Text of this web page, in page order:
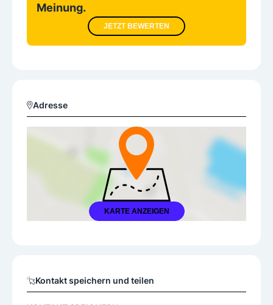
Meinung.
JETZT BEWERTEN
Adresse
KARTE ANZEIGEN
Kontakt speichern und teilen